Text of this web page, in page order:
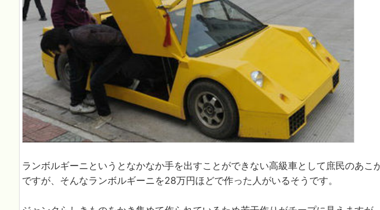
ランボルギーニというとなかなか手を出すことができない高級車として庶民のあこ
ですが、そんなランボルギーニを28万円ほどで作った人がいるそうです。